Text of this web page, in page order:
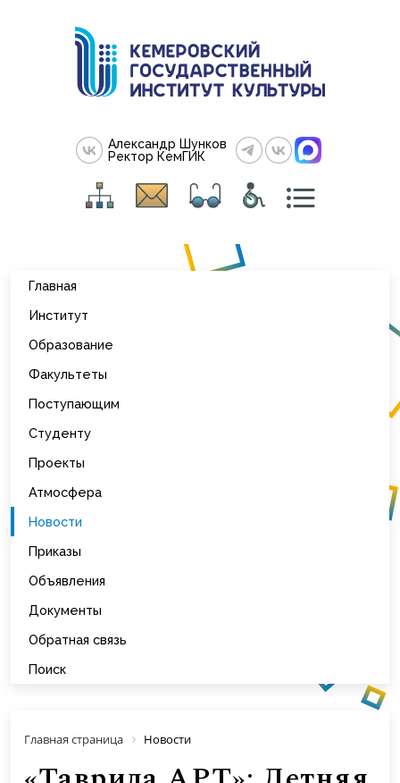
Александр Шунков
Ректор КемГИК
Главная
Институт
Образование
Факультеты
Поступающим
Студенту
Проекты
Атмосфера
Новости
Приказы
Объявления
Документы
Обратная связь
Поиск
Главная страница Новости